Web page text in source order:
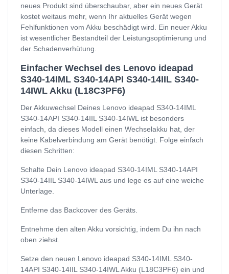
neues Produkt sind überschaubar, aber ein neues Gerät
kostet weitaus mehr, wenn Ihr aktuelles Gerät wegen
Fehlfunktionen vom Akku beschädigt wird. Ein neuer Akku
ist wesentlicher Bestandteil der Leistungsoptimierung und
der Schadenverhütung.
Einfacher Wechsel des Lenovo ideapad
S340-14IML S340-14API S340-14IIL S340-
14IWL Akku (L18C3PF6)
Der Akkuwechsel Deines Lenovo ideapad S340-14IML
S340-14API S340-14IIL S340-14IWL ist besonders
einfach, da dieses Modell einen Wechselakku hat, der
keine Kabelverbindung am Gerät benötigt. Folge einfach
diesen Schritten:
Schalte Dein Lenovo ideapad S340-14IML S340-14API
S340-14IIL S340-14IWL aus und lege es auf eine weiche
Unterlage.
Entferne das Backcover des Geräts.
Entnehme den alten Akku vorsichtig, indem Du ihn nach
oben ziehst.
Setze den neuen Lenovo ideapad S340-14IML S340-
14API S340-14IIL S340-14IWL Akku (L18C3PF6) ein und